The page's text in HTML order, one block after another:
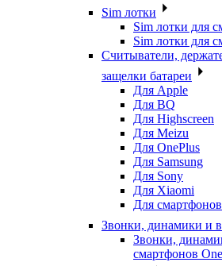
Sim лотки
Sim лотки для
Sim лотки для
Считыватели,
защелки батареи
Для Apple
Для BQ
Для Highscreen
Для Meizu
Для OnePlus
Для Samsung
Для Sony
Для Xiaomi
Для
Звонки, динамики и
Звонки,
смартфонов